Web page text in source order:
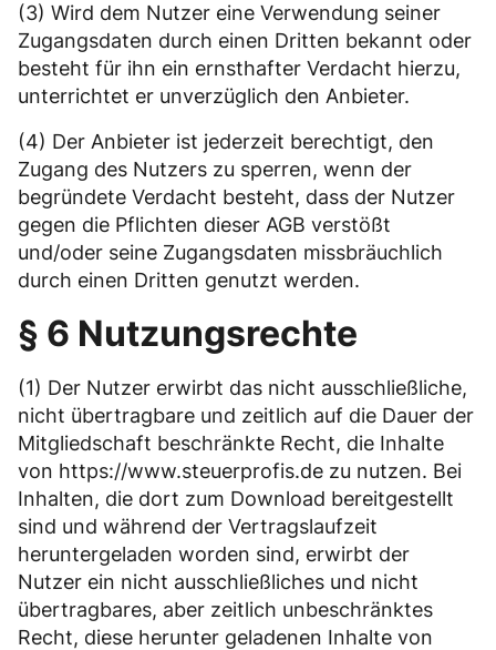
(3) Wird dem Nutzer eine Verwendung seiner
Zugangsdaten durch einen Dritten bekannt oder
besteht für ihn ein ernsthafter Verdacht hierzu,
unterrichtet er unverzüglich den Anbieter.
(4) Der Anbieter ist jederzeit berechtigt, den
Zugang des Nutzers zu sperren, wenn der
begründete Verdacht besteht, dass der Nutzer
gegen die Pflichten dieser AGB verstößt
und/oder seine Zugangsdaten missbräuchlich
durch einen Dritten genutzt werden.
§ 6 Nutzungsrechte
(1) Der Nutzer erwirbt das nicht ausschließliche,
nicht übertragbare und zeitlich auf die Dauer der
Mitgliedschaft beschränkte Recht, die Inhalte
von https://www.steuerprofis.de zu nutzen. Bei
Inhalten, die dort zum Download bereitgestellt
sind und während der Vertragslaufzeit
heruntergeladen worden sind, erwirbt der
Nutzer ein nicht ausschließliches und nicht
übertragbares, aber zeitlich unbeschränktes
Recht, diese herunter geladenen Inhalte von